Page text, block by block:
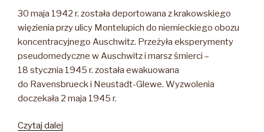
30 maja 1942 r. została deportowana z krakowskiego
więzienia przy ulicy Montelupich do niemieckiego obozu
koncentracyjnego Auschwitz. Przeżyła eksperymenty
pseudomedyczne w Auschwitz i marsz śmierci –
18 stycznia 1945 r. została ewakuowana
do Ravensbrueck i Neustadt-Glewe. Wyzwolenia
doczekała 2 maja 1945 r.
Czytaj dalej